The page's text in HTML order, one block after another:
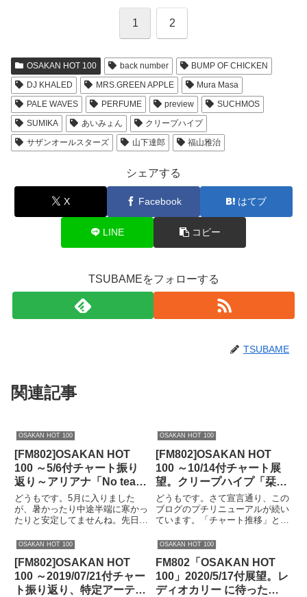
1 2
OSAKAN HOT 100 back number
BUMP OF CHICKEN
DJ KHALED
MRS.GREEN APPLE
Mura Masa
PALE WAVES
PERFUME preview
SUCHMOS
SUMIKA
あいみょん
クリープハイプ
サザンオールスターズ
山下達郎 福山雅治
シェアする
X Facebook はてブ
LINE コピー
TSUBAMEをフォローする
TSUBAME
関連記事
OSAKAN HOT 100
[FM802]OSAKAN HOT
100 ～5/6付チャート振り
返り～アリアナ「No tears
left to cry」早くも6位に、
次週1位か？
どうもです。5月に入りました
が、暑かったり中途半端に寒かっ
たりと安定してませんね。先日も
わ雷ゴロゴロだわで大変でした。
ない上にこの気候の変化で体調管
理も大変ですね。そんな中今週は
毎...
OSAKAN HOT 100
[FM802]OSAKAN HOT
100 ～10/14付チャート展
望。クリープハイプ「栞」
危うし？ミスチル「重力と
呼吸」リリースで逆転か？
おススメ洋楽「酒パンチ」
どうもです。さて宣言通り、この
ブログのプチリニューアルが続い
ています。「チャート推移」とい
ページにジャンプし、そこでこれ
るという仕組みになっています。
また、このページでapple ...
OSAKAN HOT 100
[FM802]OSAKAN HOT
100 ～2019/07/21付チャー
ト振り返り、特定アーティ
OSAKAN HOT 100
FM802「OSAKAN HOT
100」2020/5/17付展望。レ
ディオカリー に待ったを